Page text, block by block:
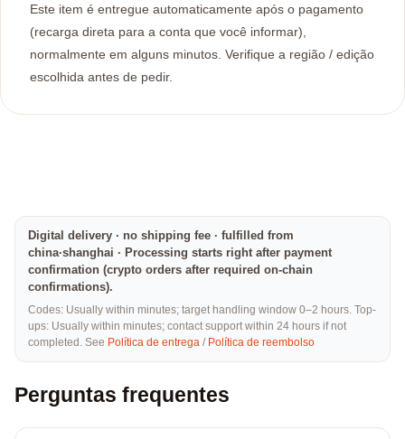
Este item é entregue automaticamente após o pagamento
(recarga direta para a conta que você informar),
normalmente em alguns minutos. Verifique a região / edição
escolhida antes de pedir.
Digital delivery · no shipping fee · fulfilled from
china·shanghai · Processing starts right after payment
confirmation (crypto orders after required on-chain
confirmations).
Codes: Usually within minutes; target handling window 0–2 hours. Top-
ups: Usually within minutes; contact support within 24 hours if not
completed. See Política de entrega / Política de reembolso
Perguntas frequentes